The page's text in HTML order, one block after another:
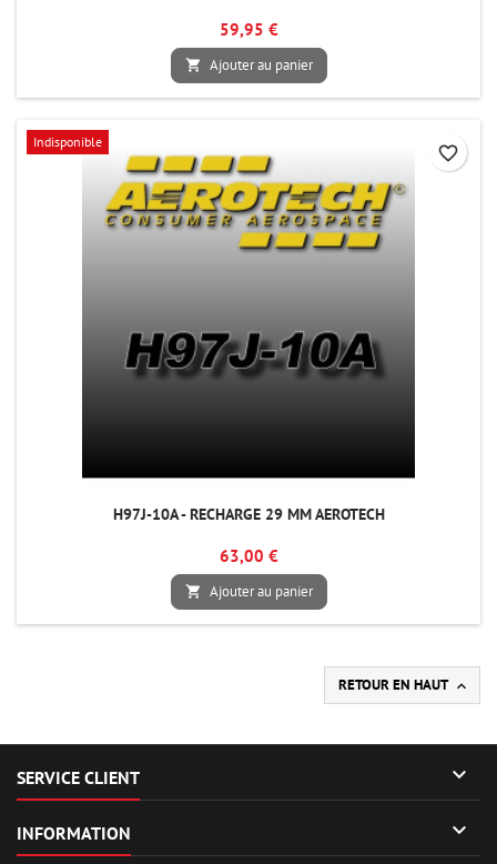
59,95 €
 Ajouter au panier
Indisponible
H97J-10A - RECHARGE 29 MM AEROTECH
63,00 €
 Ajouter au panier
favorite_border
RETOUR EN HAUT 
SERVICE CLIENT 
INFORMATION 